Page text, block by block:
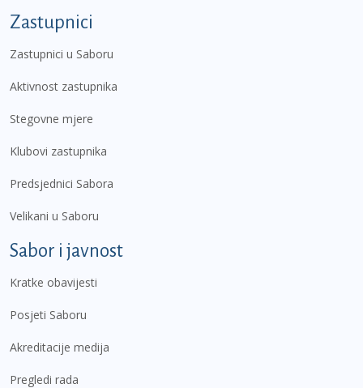
Zastupnici
Zastupnici u Saboru
Aktivnost zastupnika
Stegovne mjere
Klubovi zastupnika
Predsjednici Sabora
Velikani u Saboru
Sabor i javnost
Kratke obavijesti
Posjeti Saboru
Akreditacije medija
Pregledi rada